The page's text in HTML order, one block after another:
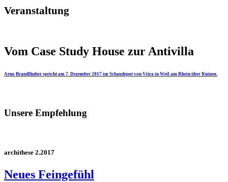
Veranstaltung
Vom Case Study House zur Antivilla
Arno Brandlhuber spricht am 7. Dezember 2017 im Schaudepot von Vitra in Weil am Rhein über Ruinen.
Unsere Empfehlung
archithese 2.2017
Neues Feingefühl